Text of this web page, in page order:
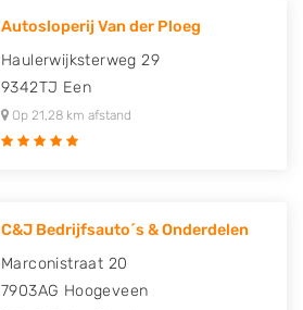
Autosloperij Van der Ploeg
Haulerwijksterweg 29
9342TJ Een
Op 21,28 km afstand
C&J Bedrijfsauto´s & Onderdelen
Marconistraat 20
7903AG Hoogeveen